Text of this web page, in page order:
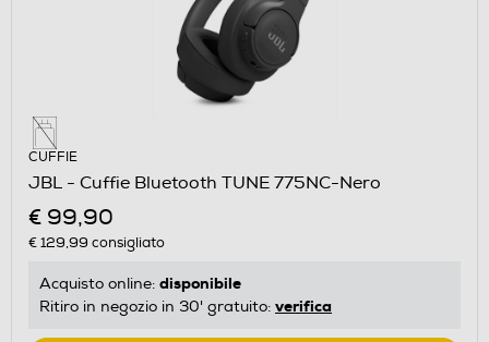
CUFFIE
JBL - Cuffie Bluetooth TUNE 775NC-Nero
€ 99,90
€ 129,99 consigliato
Acquisto online: disponibile
Ritiro in negozio in 30' gratuito: verifica